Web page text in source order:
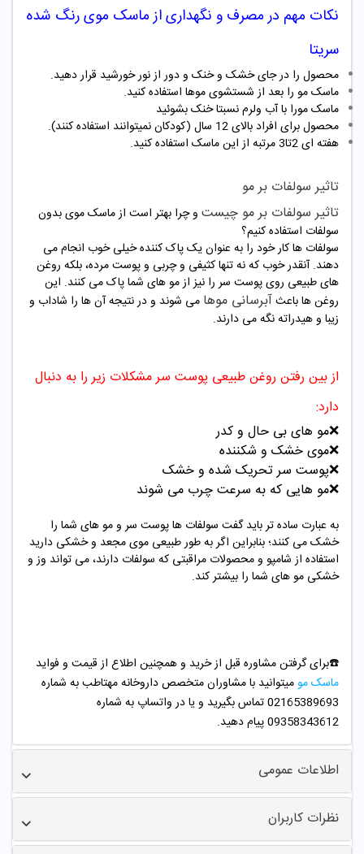
نکات مهم در مصرف و نگهداری از ماسک موی رنگ شده
سریتا
محصول را در جای خشک و خنک و دور از نور خورشید قرار دهید.
ماسک مو را بعد از شستشوی موها استفاده کنید.
ماسک مورا با آب ولرم نسبتا خنک بشوئید
محصول برای افراد بالای 12 سال (کودکان نمیتوانند استفاده کنند).
هفته ای 2تا3 مرتبه از این ماسک استفاده کنید.
تاثیر سولفات بر مو
تاثیر سولفات بر مو چیست و چرا بهتر است از ماسک موی بدون
سولفات استفاده کنیم؟
سولفات ها کار خود را به عنوان یک پاک کننده خیلی خوب انجام می
دهند. آنقدر خوب که نه تنها کثیفی و چربی و پوست مرده، بلکه روغن
های طبیعی روی پوست سر را نیز از مو های شما پاک می کنند. این
روغن ها باعثآبرسانی موها می شوند و در نتیجه آن ها را شاداب و
زیبا و هیدراته نگه می دارند.
از بین رفتن روغن طبیعی پوست سر مشکلات زیر را به دنبال
دارد:
❌مو های بی حال و کدر
❌موی خشک و شکننده
❌پوست سر تحریک شده و خشک
❌مو هایی که به سرعت چرب می شوند
به عبارت ساده تر باید گفت سولفات ها پوست سر و مو های شما را
خشک می کنند؛ بنابراین اگر به طور طبیعی موی مجعد و خشکی دارید
استفاده از شامپو و محصولات مراقبتی که سولفات دارند، می تواند وز و
خشکی مو های شما را بیشتر کند.
☎️برای گرفتن مشاوره قبل از خرید و همچنین اطلاع از قیمت و فواید
ماسک مو میتوانید با مشاوران متخصص داروخانه مهتاطب به شماره
02165389693 تماس بگیرید و یا در واتساپ به شماره
09358343612 پیام دهید.
اطلاعات عمومی
نظرات کاربران